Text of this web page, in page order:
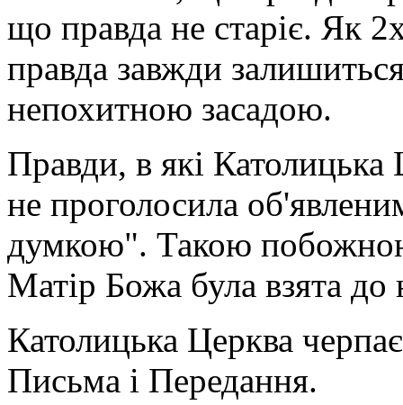
що правда не старіє. Як
правда завжди
непохитною засадою.
Правди, в які Католицька
не проголосила
думкою". Такою
Матір Божа була взята до
Католицька Церква
Письма і Передання.